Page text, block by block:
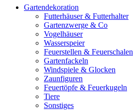
Gartendekoration
Futterhäuser & Futterhalter
Gartenzwerge & Co
Vogelhäuser
Wasserspeier
Feuerstellen & Feuerschalen
Gartenfackeln
Windspiele & Glocken
Zaunfiguren
Feuertöpfe & Feuerkugeln
Tiere
Sonstiges